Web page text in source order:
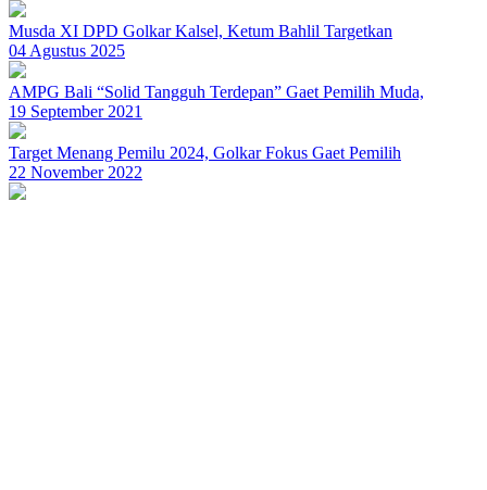
Musda XI DPD Golkar Kalsel, Ketum Bahlil Targetkan
04 Agustus 2025
AMPG Bali “Solid Tangguh Terdepan” Gaet Pemilih Muda,
19 September 2021
Target Menang Pemilu 2024, Golkar Fokus Gaet Pemilih
22 November 2022